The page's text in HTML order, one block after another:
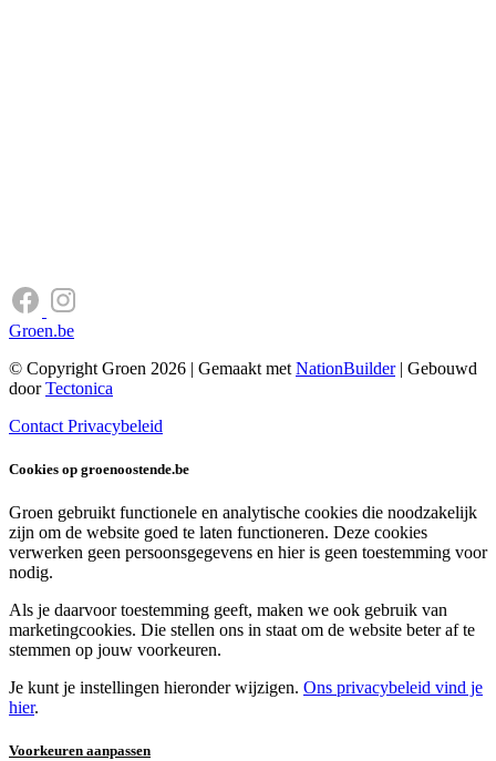
Groen.be
© Copyright Groen 2026 | Gemaakt met NationBuilder| Gebouwd
doorTectonica
Contact Privacybeleid
Cookies op groenoostende.be
Groen gebruikt functionele en analytische cookies die noodzakelijk
zijn om de website goed te laten functioneren. Deze cookies
verwerken geen persoonsgegevens en hier is geen toestemming voor
nodig.
Als je daarvoor toestemming geeft, maken we ook gebruik van
marketingcookies. Die stellen ons in staat om de website beter af te
stemmen op jouw voorkeuren.
Je kunt je instellingen hieronder wijzigen. Ons privacybeleid vind je
hier.
Voorkeuren aanpassen